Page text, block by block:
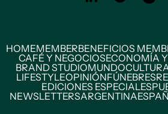
HOMEMEMBERBENEFICIOS
CAFÉ Y NEGOCIOSECONOMÍA
BRAND STUDIOMUNDO
LIFESTYLEOPINIÓNFÚNEBRES
EDICIONES ESPECIALES
NEWSLETTERSARGENTINA